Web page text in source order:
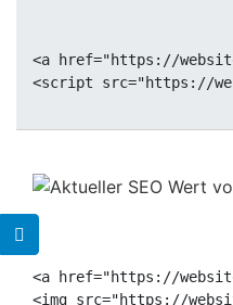
<a href="https://
<a href="https://
<img src="https://